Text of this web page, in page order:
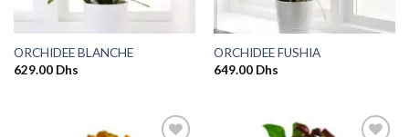
ORCHIDEE BLANCHE
629.00 Dhs
ORCHIDEE FUSHIA
649.00 Dhs